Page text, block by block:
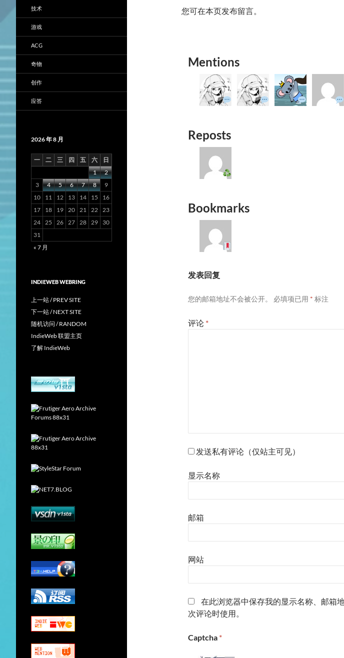
您可在本页发布留言。
Mentions
Reposts
Bookmarks
发表回复
您的邮箱地址不会被公开。 必填项已用 * 标注
评论 *
发送私有评论（仅站主可见）
显示名称
邮箱
网站
在此浏览器中保存我的显示名称、邮箱
次评论时使用。
Captcha *
技术
游戏
ACG
奇物
创作
应答
2026 年 8 月
一 二 三 四 五 六
日
1
2
3
4 5 6 7 8
9
10
11 12 13 14 15
16
17
18 19 20 21 22 23
24 25 26 27 28 29
30
31
« 7 月
INDIEWEB WEBRING
上一站 / PREV SITE
下一站 / NEXT SITE
随机访问 / RANDOM
IndieWeb 联盟主页
了解 IndieWeb